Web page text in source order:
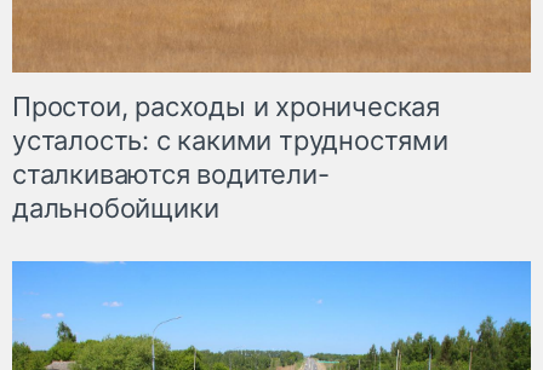
Простои, расходы и хроническая
усталость: с какими трудностями
сталкиваются водители-
дальнобойщики